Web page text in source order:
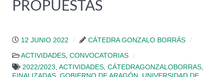
PROPUESTAS
12 JUNIO 2022 CÁTEDRA GONZALO BORRÁS
ACTIVIDADES CONVOCATORIAS
2022/2023 ACTIVIDADES CÁTEDRAGONZALOBORRAS